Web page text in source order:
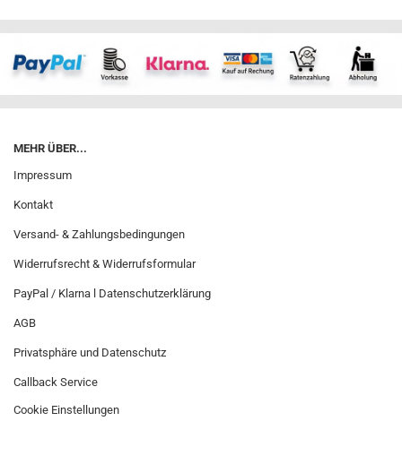
MEHR ÜBER...
Impressum
Kontakt
Versand- & Zahlungsbedingungen
Widerrufsrecht & Widerrufsformular
PayPal / Klarna l Datenschutzerklärung
AGB
Privatsphäre und Datenschutz
Callback Service
Cookie Einstellungen